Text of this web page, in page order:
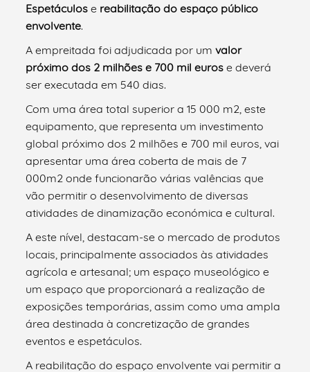
Espetáculos e reabilitação do espaço público
envolvente.
A empreitada foi adjudicada por umvalor
próximo dos 2 milhões e 700 mil euros e deverá
ser executada em 540 dias.
Com uma área total superior a 15 000 m2, este
equipamento, que representa um investimento
global próximo dos 2 milhões e 700 mil euros, vai
apresentar uma área coberta de mais de 7
000m2 onde funcionarão várias valências que
vão permitir o desenvolvimento de diversas
atividades de dinamização económica e cultural.
A este nível, destacam-se o mercado de produtos
locais, principalmente associados às atividades
agrícola e artesanal; um espaço museológico e
um espaço que proporcionará a realização de
exposições temporárias, assim como uma ampla
área destinada à concretização de grandes
eventos e espetáculos.
A reabilitação do espaço envolvente vai permitir a